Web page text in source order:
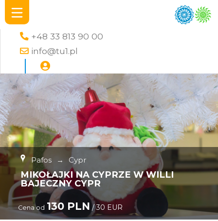
+48 33 813 90 00
info@tu1.pl
Pafos → Cypr
MIKOŁAJKI NA CYPRZE W WILLI
BAJECZNY CYPR
Cena od 130 PLN / 30 EUR